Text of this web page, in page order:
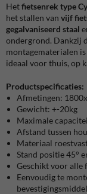
Hetfietsenrek type
het stallen van vijf
gegalvaniseerd staal
ondergrond. Dankzij
montagematerialen
ideaal voor thuis, op
Productspecificaties:
Afmetingen:
Gewicht: +-20kg
Maximale
Afstand tussen
Materiaal
Stand positie 45°
Geschikt voor alle
Eenvoudig te